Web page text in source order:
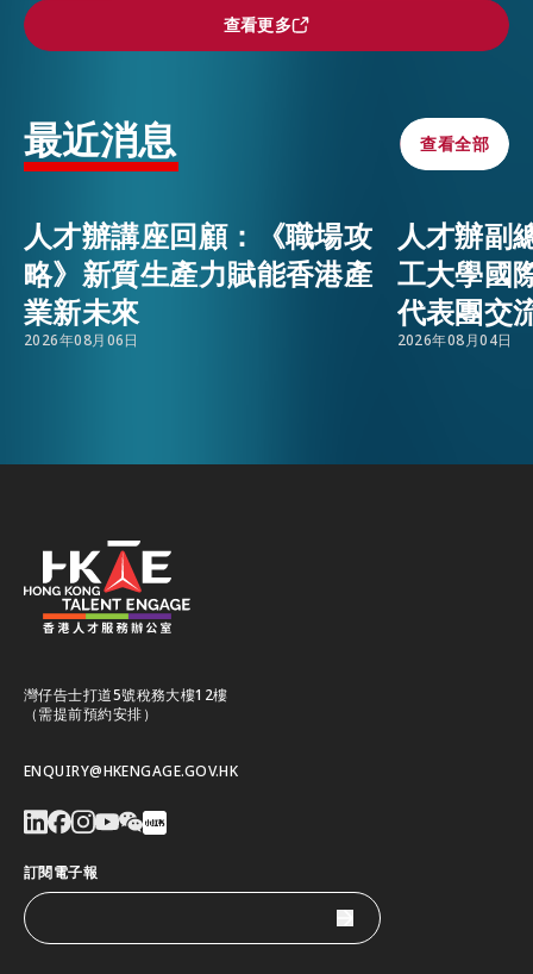
最新消息
關於我們
常見問題
EN 繁 简
表示歡迎，認為人才能帶來新技術、想法、資金和
國際關係，創造新機會和新崗位，為香港創造更多
本季博覽會以「教育賦能、創科驅動、人才引領、
強化香港八大中心國際地位」為主題，帶來了多元
現場為有意來港發展的人才提供實用資訊，解答有
關人才支援服務等方面的疑問。
歡迎關注我們，獲取最新活動資訊！
查看更多
查看更多
最近消息 查看全部
查看全部
人才辦講座回顧：《職場攻
略》新質生產力賦能香港產
業新未來
2026年08月06日
人才辦副
工大學國
代表團交
2026年08月04日
灣仔告士打道5號稅務大樓12樓
（需提前預約安排）
ENQUIRY@HKENGAGE.GOV.HK
訂閱電子報